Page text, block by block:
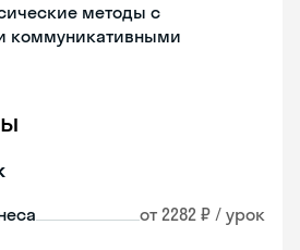
методы с
коммуникативными
от 2282 ₽ / урок